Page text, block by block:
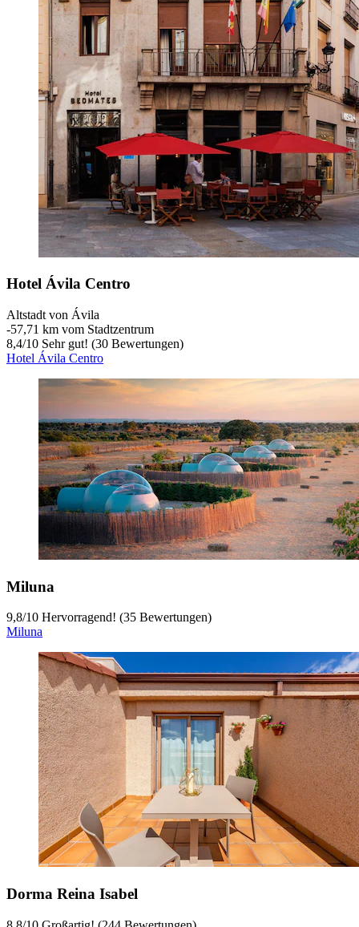
Hotel Ávila Centro
Altstadt von Ávila
‐57,71 km vom Stadtzentrum
8,4/10 Sehr gut! (30 Bewertungen)
Hotel Ávila Centro
Miluna
9,8/10 Hervorragend! (35 Bewertungen)
Miluna
Dorma Reina Isabel